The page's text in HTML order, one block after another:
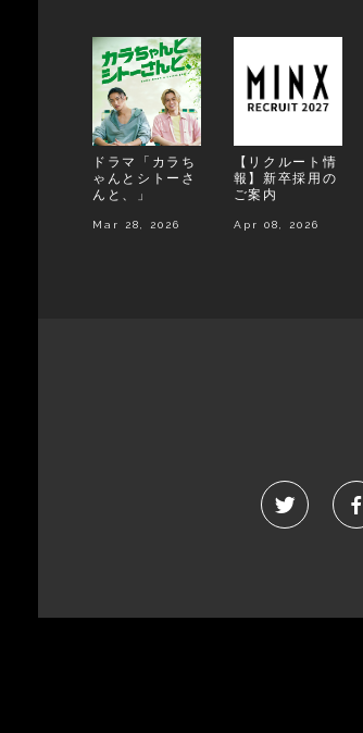
ドラマ「カラち
ゃんとシトーさ
んと、」
Mar 28, 2026
【リクルート情
報】新卒採用の
ご案内
Apr 08, 2026